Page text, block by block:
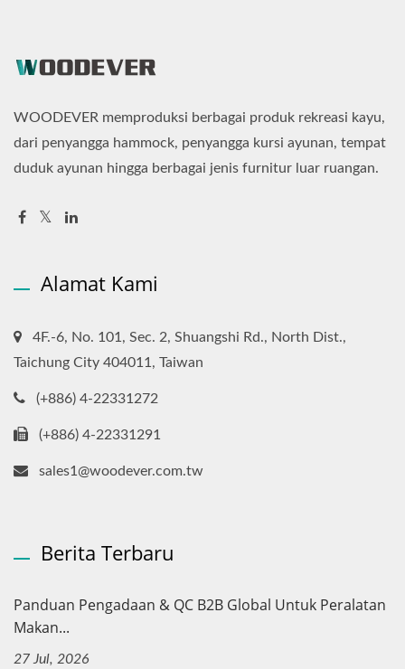
WOODEVER memproduksi berbagai produk rekreasi kayu,
dari penyangga hammock, penyangga kursi ayunan, tempat
duduk ayunan hingga berbagai jenis furnitur luar ruangan.
Alamat Kami
4F.-6, No. 101, Sec. 2, Shuangshi Rd., North Dist.,
Taichung City 404011, Taiwan
(+886) 4-22331272
(+886) 4-22331291
sales1@woodever.com.tw
Berita Terbaru
Panduan Pengadaan & QC B2B Global Untuk Peralatan
Makan...
27 Jul, 2026